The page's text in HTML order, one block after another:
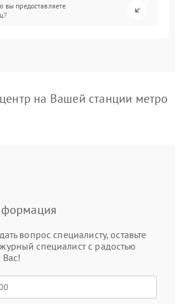
предоставляете
на Вашей станции метро
вопрос специалисту, оставьте
специалист с радостью
Вас!